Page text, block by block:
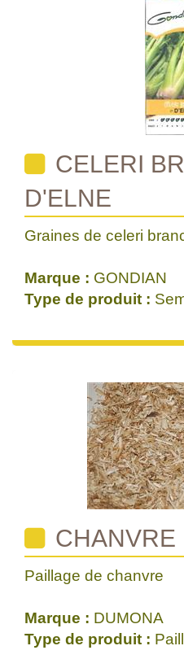
CELERI
D'ELNE
Graines de celeri
Marque : GONDIAN
Type de produit :
CHANVRE
Paillage de chanvre
Marque : DUMONA
Type de produit :